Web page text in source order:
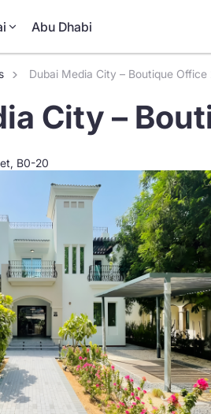
Abu Dhabi
Dubai Media City – Boutique Office
City –
B0-20